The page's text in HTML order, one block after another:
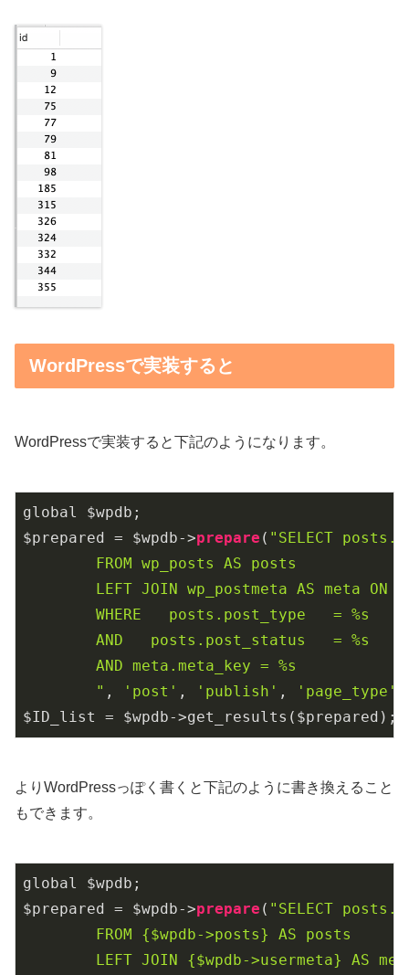
WordPressで実装すると
WordPressで実装すると下記のようになります。
global $wpdb;
$prepared = $wpdb->prepare ( "SELECT
      	"
, 'post' , 'publish' , 'page_type'
$ID_list = $wpdb->get_results($prepared);
よりWordPressっぽく書くと下記のように書き換えること
もできます。
global $wpdb;
$prepared = $wpdb->prepare ( "SELECT